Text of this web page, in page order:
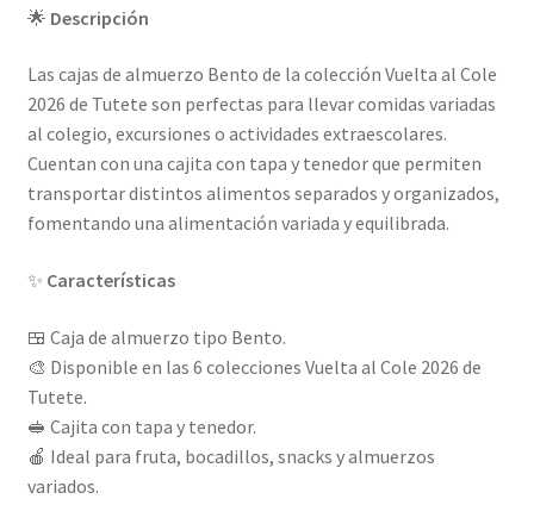
🌟 Descripción
Las cajas de almuerzo Bento de la colección Vuelta al Cole
2026 de Tutete son perfectas para llevar comidas variadas
al colegio, excursiones o actividades extraescolares.
Cuentan con una cajita con tapa y tenedor que permiten
transportar distintos alimentos separados y organizados,
fomentando una alimentación variada y equilibrada.
✨ Características
🍱 Caja de almuerzo tipo Bento.
🎨 Disponible en las 6 colecciones Vuelta al Cole 2026 de
Tutete.
🥪 Cajita con tapa y tenedor.
🍎 Ideal para fruta, bocadillos, snacks y almuerzos
variados.